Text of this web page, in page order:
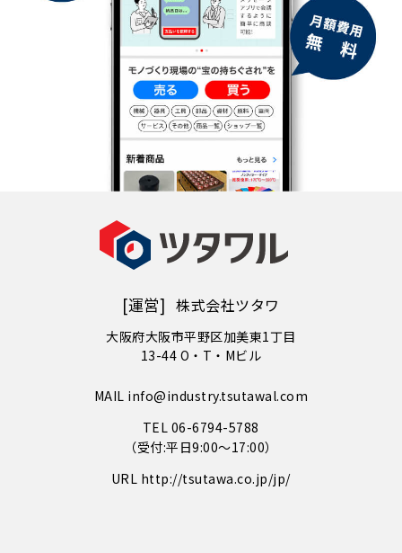
[運営] 株式会社ツタワ
大阪府大阪市平野区加美東1丁目
13-44 O・T・Mビル
MAIL info@industry.tsutawal.com
TEL 06-6794-5788
（受付:平日9:00〜17:00）
URL http://tsutawa.co.jp/jp/